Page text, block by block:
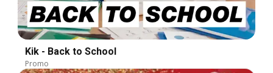
Kik - Back to School
Promo